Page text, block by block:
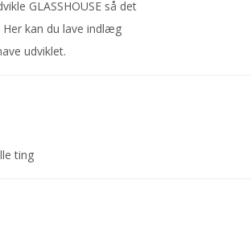
GLASSHOUSE så det
kan du lave indlæg
udviklet.
ting